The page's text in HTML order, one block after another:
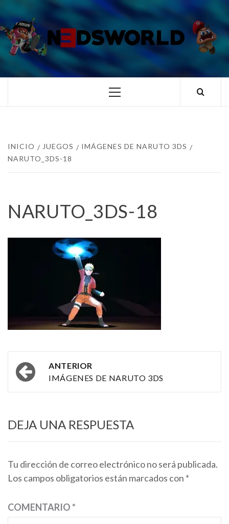
al
contenido
TUS ESPECIALISTAS EN NINTENDO
Menú
INICIO JUEGOS
IMÁGENES DE NARUTO 3DS
NARUTO_3DS-18
NARUTO_3DS-18
Navegación
por
ANTERIOR
IMÁGENES DE NARUTO 3DS
DEJA UNA RESPUESTA
Tu dirección de correo electrónico no será publicada.
Los campos obligatorios están marcados con *
COMENTARIO*